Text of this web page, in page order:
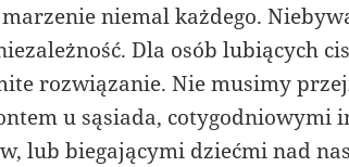
niemal każdego.
Dla osób lubiących
rozwiązanie. Nie musimy
u sąsiada, cotygodniowymi
lub biegającymi dziećmi nad